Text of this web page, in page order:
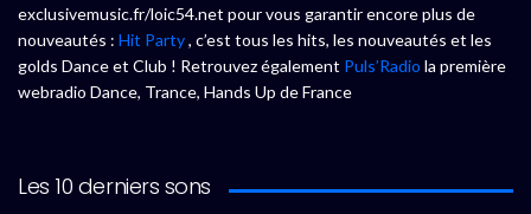
exclusivemusic.fr/loic54.net pour vous garantir encore plus de
nouveautés : Hit Party, c’est tous les hits, les nouveautés et les
golds Dance et Club ! Retrouvez également Puls’Radio la première
webradio Dance, Trance, Hands Up de France
Les 10 derniers sons